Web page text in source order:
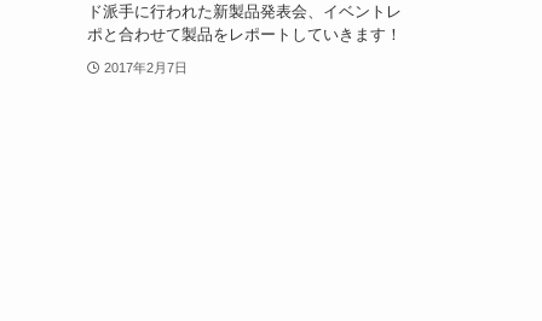
ド派手に行われた新製品発表会、イベントレ
ポと合わせて製品をレポートしていきます！
2017年2月7日